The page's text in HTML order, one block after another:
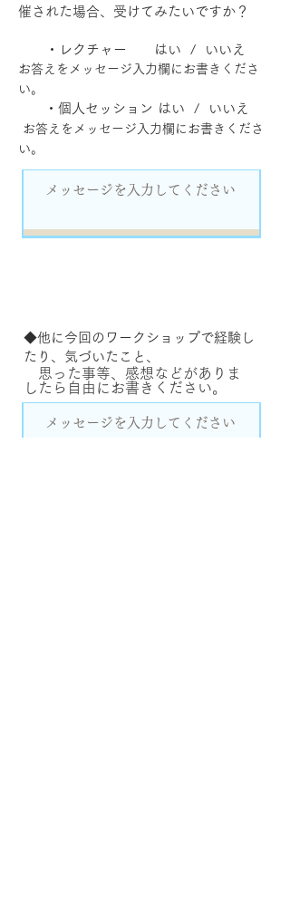
催された場合、受けてみたいですか？
・レクチャー はい / いいえ
お答えをメッセージ入力欄にお書きくださ
い。
・個人セッション はい / いいえ
お答えをメッセージ入力欄にお書きくださ
い。
◆他に今回のワークショップで経験し
たり、 気づいたこと、
思った事等、感想などがありま
したら自由にお書きください。